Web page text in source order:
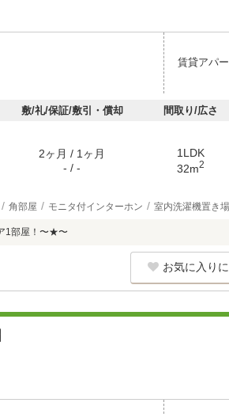
賃貸アパー
敷/礼/保証/敷引・償却 間取り/広さ
2ヶ月 / 1ヶ月
- / -
1LDK
32m2
角部屋 モニタ付インターホン 室内洗濯機置き場
1部屋！〜★〜
お気に入り